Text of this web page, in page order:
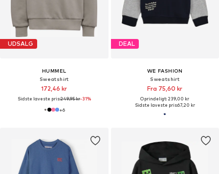
UDSALG
HUMMEL
Sweatshirt
172,46 kr
Sidste laveste pris:249,95 kr-31%
+6
DEAL
WE FASHION
Sweatshirt
Fra 75,60 kr
Oprindeligt: 239,00 kr
Sidste laveste pris:67,20 kr